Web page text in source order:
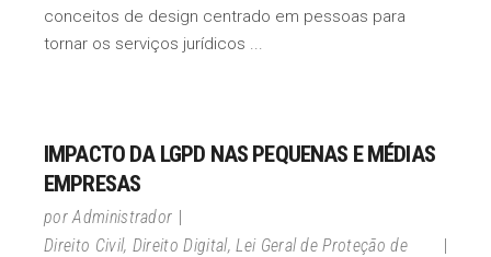
conceitos de design centrado em pessoas para
tornar os serviços jurídicos
IMPACTO DA LGPD NAS PEQUENAS E MÉDIAS
EMPRESAS
porAdministrador
Direito Civil, Direito Digital,Lei Geral de Proteção de